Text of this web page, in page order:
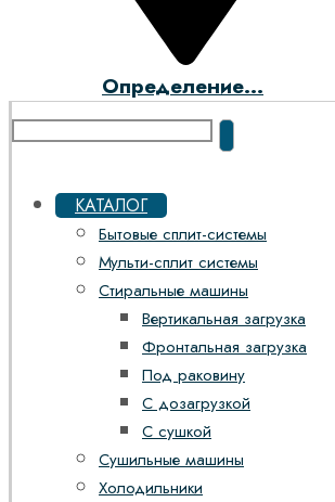
Определение...
КАТАЛОГ
Бытовые сплит-системы
Мульти-сплит системы
Стиральные машины
Вертикальная загрузка
Фронтальная загрузка
Под раковину
С дозагрузкой
С сушкой
Сушильные машины
Холодильники